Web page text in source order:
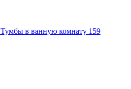
Тумбы в ванную комнату 159